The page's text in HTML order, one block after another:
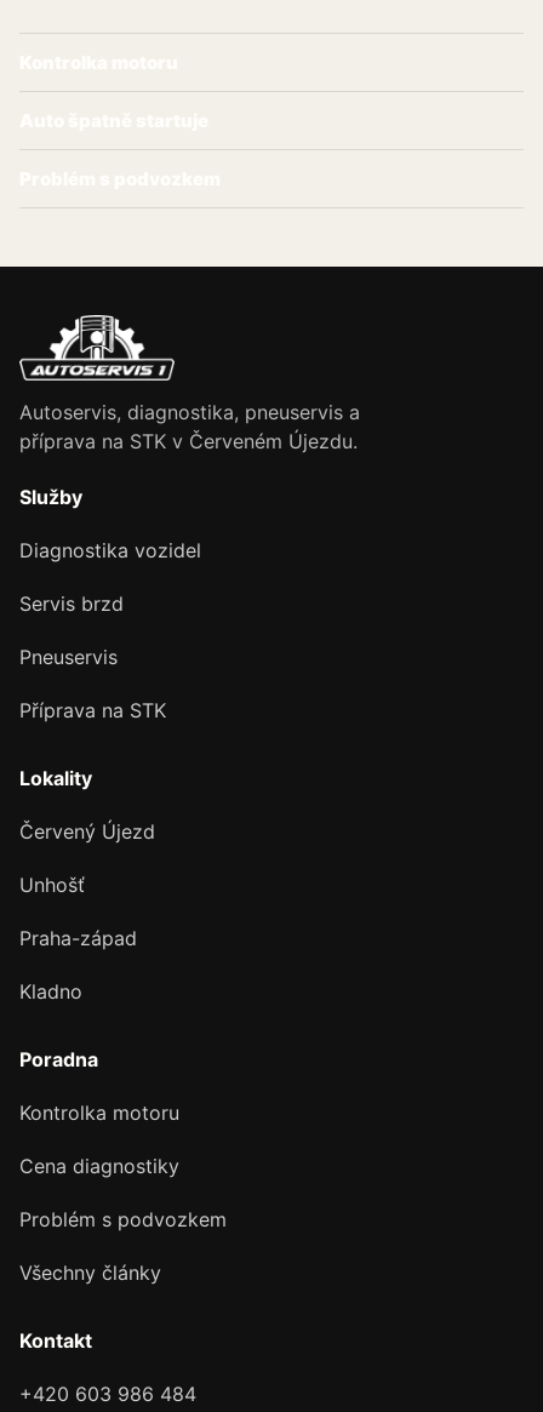
Autoservis, diagnostika, pneuservis a
příprava na STK v Červeném Újezdu.
Služby
Diagnostika vozidel
Servis brzd
Pneuservis
Příprava na STK
Lokality
Červený Újezd
Unhošť
Praha-západ
Kladno
Poradna
Kontrolka motoru
Cena diagnostiky
Problém s podvozkem
Všechny články
Kontakt
+420 603 986 484